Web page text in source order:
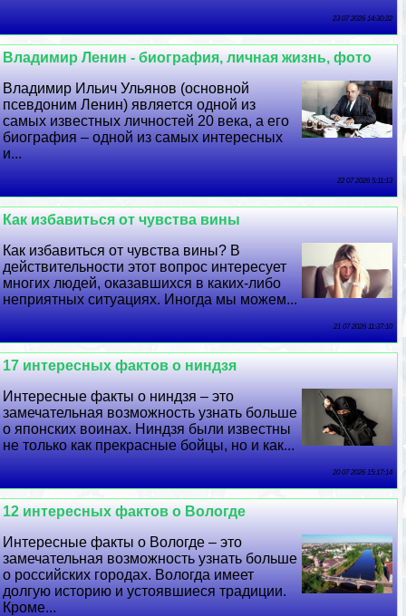
23 07 2026 14:30:22
Владимир Ленин - биография, личная жизнь, фото
Владимир Ильич Ульянов (основной
псевдоним Ленин) является одной из
самых известных личностей 20 века, а его
биография – одной из самых интересных
и...
22 07 2026 5:11:13
Как избавиться от чувства вины
Как избавиться от чувства вины? В
действительности этот вопрос интересует
многих людей, оказавшихся в каких-либо
неприятных ситуациях. Иногда мы можем...
21 07 2026 11:37:10
17 интересных фактов о ниндзя
Интересные факты о ниндзя – это
замечательная возможность узнать больше
о японских воинах. Ниндзя были известны
не только как прекрасные бойцы, но и как...
20 07 2026 15:17:14
12 интересных фактов о Вологде
Интересные факты о Вологде – это
замечательная возможность узнать больше
о российских городах. Вологда имеет
долгую историю и устоявшиеся традиции.
Кроме...